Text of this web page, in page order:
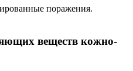
поражения.
веществ кожно-